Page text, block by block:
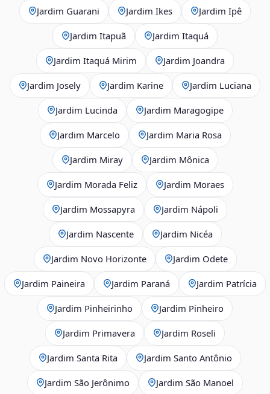
Jardim Guarani Jardim Ikes Jardim Ipê
Jardim Itapuã Jardim Itaquá
Jardim Itaquá Mirim Jardim Joandra
Jardim Josely Jardim Karine Jardim Luciana
Jardim Lucinda Jardim Maragogipe
Jardim Marcelo Jardim Maria Rosa
Jardim Miray Jardim Mônica
Jardim Morada Feliz Jardim Moraes
Jardim Mossapyra Jardim Nápoli
Jardim Nascente Jardim Nicéa
Jardim Novo Horizonte Jardim Odete
Jardim Paineira Jardim Paraná Jardim Patrícia
Jardim Pinheirinho Jardim Pinheiro
Jardim Primavera Jardim Roseli
Jardim Santa Rita Jardim Santo Antônio
Jardim São Jerônimo Jardim São Manoel